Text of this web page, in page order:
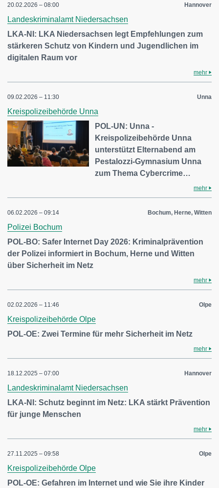
20.02.2026 – 08:00 Hannover
Landeskriminalamt Niedersachsen
LKA-NI: LKA Niedersachsen legt Empfehlungen zum
stärkeren Schutz von Kindern und Jugendlichen im
digitalen Raum vor
mehr
09.02.2026 – 11:30 Unna
Kreispolizeibehörde Unna
POL-UN: Unna -
Kreispolizeibehörde Unna
unterstützt Elternabend am
Pestalozzi-Gymnasium Unna
zum Thema Cybercrime…
mehr
06.02.2026 – 09:14 Bochum, Herne, Witten
Polizei Bochum
POL-BO: Safer Internet Day 2026: Kriminalprävention
der Polizei informiert in Bochum, Herne und Witten
über Sicherheit im Netz
mehr
02.02.2026 – 11:46 Olpe
Kreispolizeibehörde Olpe
POL-OE: Zwei Termine für mehr Sicherheit im Netz
mehr
18.12.2025 – 07:00 Hannover
Landeskriminalamt Niedersachsen
LKA-NI: Schutz beginnt im Netz: LKA stärkt Prävention
für junge Menschen
mehr
27.11.2025 – 09:58 Olpe
Kreispolizeibehörde Olpe
POL-OE: Gefahren im Internet und wie Sie ihre Kinder